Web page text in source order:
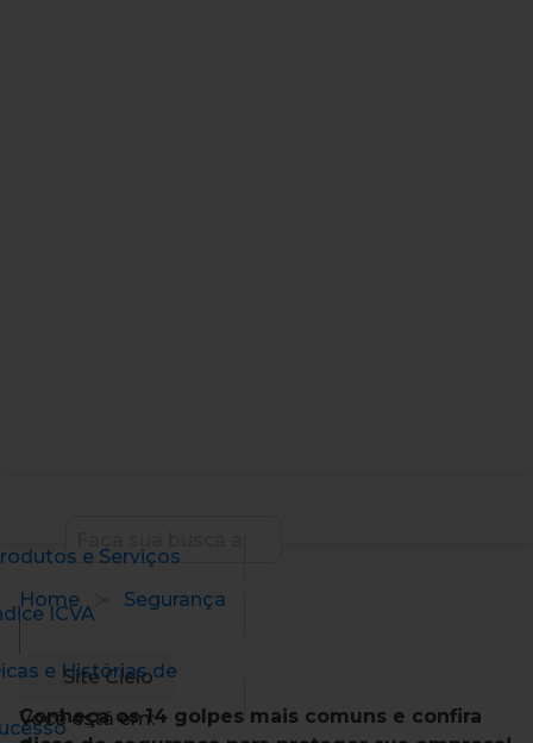
Site Cielo
e Serviços
ICVA
e Histórias de
Home Segurança
Você está em:
Conheça os 14 golpes mais comuns e confira